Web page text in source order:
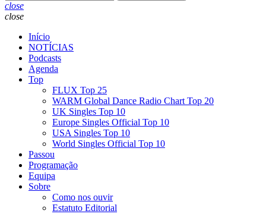
close
close
Início
NOTÍCIAS
Podcasts
Agenda
Top
FLUX Top 25
WARM Global Dance Radio Chart Top 20
UK Singles Top 10
Europe Singles Official Top 10
USA Singles Top 10
World Singles Official Top 10
Passou
Programação
Equipa
Sobre
Como nos ouvir
Estatuto Editorial